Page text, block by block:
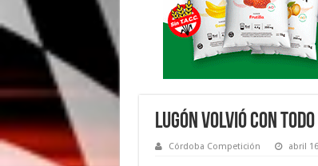
LUGÓN VOLVIÓ CON TODO
Córdoba Competición abril